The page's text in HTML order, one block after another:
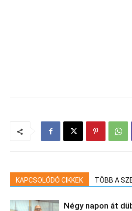
KAPCSOLÓDÓ CIKKEK TÖBB A
Négy napon át